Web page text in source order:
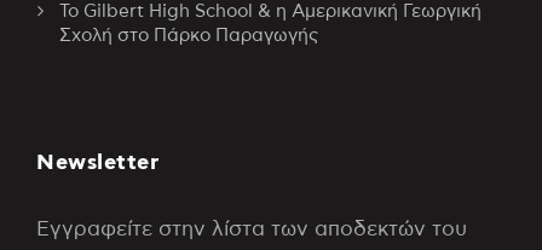
Το Gilbert High School & η Αμερικανική Γεωργική
Σχολή στο Πάρκο Παραγωγής
Newsletter
Εγγραφείτε στην λίστα των αποδεκτών του